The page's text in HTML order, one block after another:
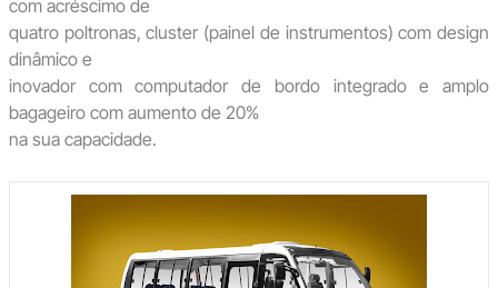
com acréscimo de
quatro poltronas, cluster (painel de instrumentos) com design
dinâmico e
inovador com computador de bordo integrado e amplo
bagageiro com aumento de 20%
na sua capacidade.